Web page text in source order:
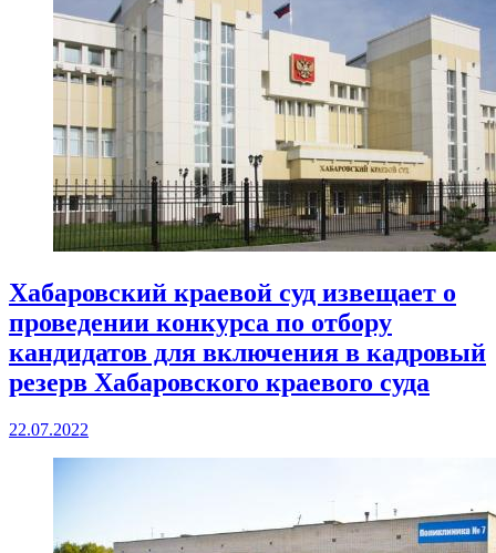
Хабаровский краевой суд извещает о
проведении конкурса по отбору
кандидатов для включения в кадровый
резерв Хабаровского краевого суда
22.07.2022